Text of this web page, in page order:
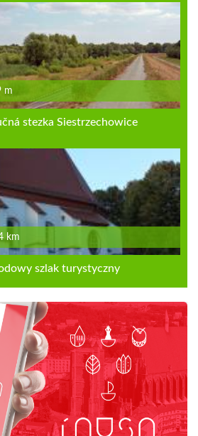
m
stezka Siestrzechowice
km
szlak turystyczny